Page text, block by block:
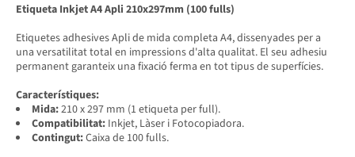
Etiqueta Inkjet A4 Apli 210x297mm (100 fulls)
Etiquetes adhesives Apli de mida completa A4, dissenyades per a
una versatilitat total en impressions d'alta qualitat. El seu adhesiu
permanent garanteix una fixació ferma en tot tipus de superfícies.
Característiques:
Mida:210 x 297 mm (1 etiqueta per full).
Compatibilitat: Inkjet, Làser i Fotocopiadora.
Contingut:Caixa de 100 fulls.